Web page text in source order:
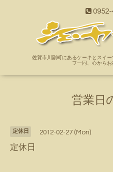
0952-
佐賀市川副町にあるケーキとスイ
フ一同、心からお
営業日
定休日 2012-02-27 (Mon)
定休日